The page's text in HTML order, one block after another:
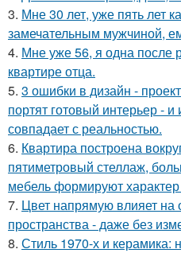
3. Мне 30 лет, уже пять лет
замечательным мужчиной,
4. Мне уже 56, я одна после
квартире отца.
5. 3 ошибки в дизайн -
портят готовый интерьер -
совпадает с реальностью.
6. Квартира построена
пятиметровый стеллаж,
мебель формируют характер
7. Цвет напрямую влияет
пространства - даже без
8. Стиль 1970-х и керамика: